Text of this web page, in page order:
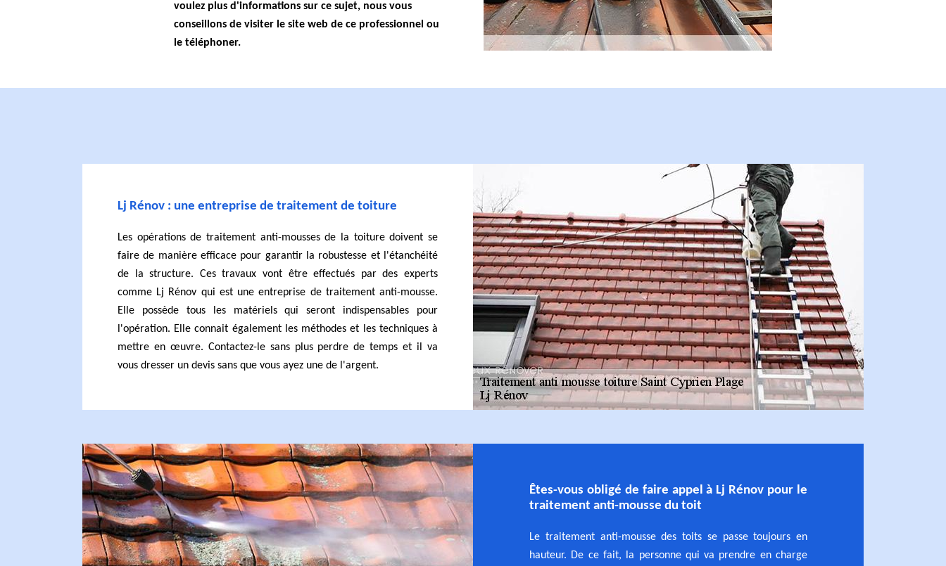
voulez plus d'informations sur ce sujet, nous vous
conseillons de visiter le site web de ce professionnel ou
le téléphoner.
Lj Rénov : une entreprise de traitement de toiture
Les opérations de traitement anti-mousses de la toiture doivent se
faire de manière efficace pour garantir la robustesse et l'étanchéité
de la structure. Ces travaux vont être effectués par des experts
comme Lj Rénov qui est une entreprise de traitement anti-mousse.
Elle possède tous les matériels qui seront indispensables pour
l'opération. Elle connait également les méthodes et les techniques à
mettre en œuvre. Contactez-le sans plus perdre de temps et il va
vous dresser un devis sans que vous ayez une de l'argent.
Êtes-vous obligé de faire appel à Lj Rénov pour le
traitement anti-mousse du toit
Le traitement anti-mousse des toits se passe toujours en
hauteur. De ce fait, la personne qui va prendre en charge